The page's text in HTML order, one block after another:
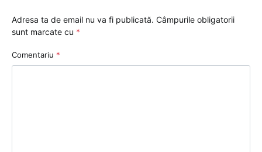
Adresa ta de email nu va fi publicată. Câmpurile obligatorii
sunt marcate cu *
Comentariu *